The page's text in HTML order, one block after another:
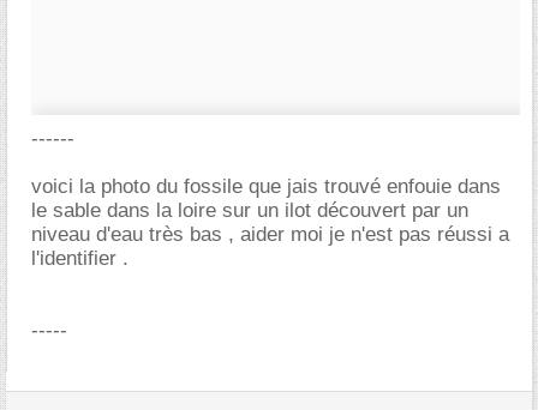
------
voici la photo du fossile que jais trouvé enfouie dans
le sable dans la loire sur un ilot découvert par un
niveau d'eau très bas , aider moi je n'est pas réussi a
l'identifier .
-----